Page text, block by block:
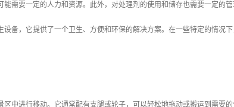
需要一定的人力和资源。此外，对处理剂的使用和储存也需要一定的管
备，它提供了一个卫生、方便和环保的解决方案。在一些特定的情况
中进行移动。它通常配有支腿或轮子，可以轻松地拖动或搬运到需要的